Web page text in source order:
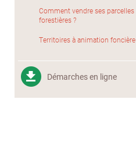
Comment vendre ses parcelles
forestières ?
Territoires à animation foncière
Démarches en ligne